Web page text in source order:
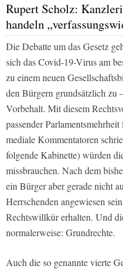
Rupert Scholz:
handeln
Die Debatte um das Gesetz
sich das Covid-19-Virus am
zu einem neuen
den Bürgern grundsätzlich zu
Vorbehalt. Mit diesem
passender
mediale Kommentatoren
folgende Kabinette) würden
missbrauchen. Nach dem
ein Bürger aber gerade nicht
Herrschenden angewiesen
Rechtswillkür erhalten. Und
normalerweise: Grundrechte.
Auch die so genannte vierte